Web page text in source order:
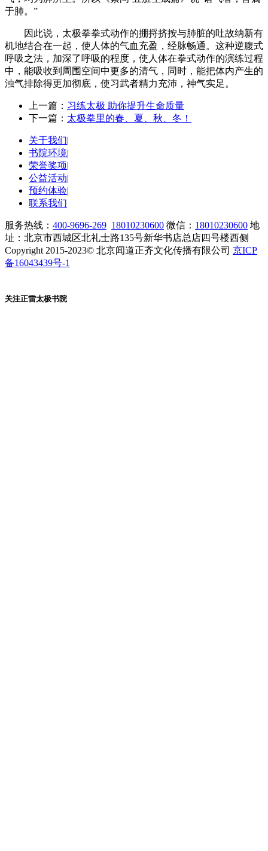
于肺。”
因此说，太极拳拳式动作的掤捋挤按与肺脏的吐故纳新有
机地结合在一起，使人体的气血充盈，经脉畅通。这种逆腹式
呼吸之法，加深了呼吸的程度，使人体在拳式动作的演练过程
中，能吸收到周围空间中更多的清气，同时，能把体内产生的
浊气排除得更加彻底，使习武者精力充沛，神气实足。
上一篇： 习练太极 助你提升生命质量
下一篇： 太极拳里的春、夏、秋、冬！
关于我们|
书院环境|
荣誉奖项|
公益活动|
预约体验|
联系我们
服务热线： 400-9696-269 18010230600 微信： 18010230600 地
址：北京市西城区北礼士路135号新华书店总店四号楼西侧
Copyright 2015-2023© 北京闻道正齐文化传播有限公司 京ICP
备16043439号-1
关注正雷太极书院